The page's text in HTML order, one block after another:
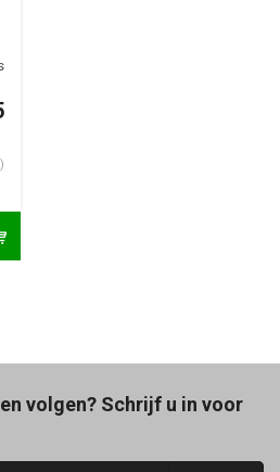
volgen? Schrijf u in voor